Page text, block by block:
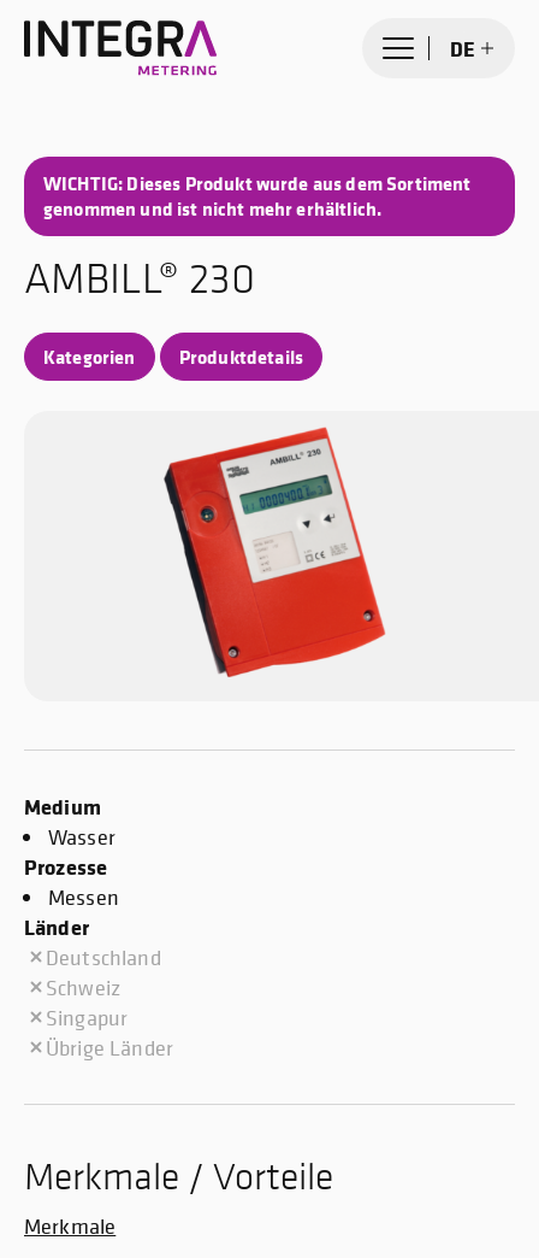
DE
WICHTIG: Dieses Produkt wurde aus dem Sortiment
genommen und ist nicht mehr erhältlich.
AMBILL® 230
Kategorien Produktdetails
Medium
Wasser
Prozesse
Messen
Länder
Deutschland
Schweiz
Singapur
Übrige Länder
Merkmale / Vorteile
Merkmale